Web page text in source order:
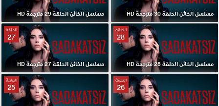
مسلسل الخائن الحلقة 30 مترجمة HD مسلسل الخائن الحلقة 29 مترجمة HD
الحلقة
28
مسلسل الخائن الحلقة 28 مترجمة HD
الحلقة
27
مسلسل الخائن الحلقة 27 مترجمة HD
الحلقة
26
الحلقة
25